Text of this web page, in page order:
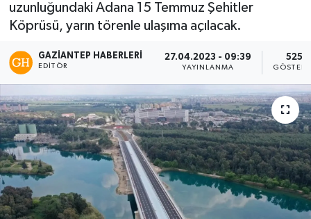
uzunluğundaki Adana 15 Temmuz Şehitler
Köprüsü, yarın törenle ulaşıma açılacak.
GAZIANTEP HABERLERI
EDITÖR
27.04.2023 - 09:39
YAYINLANMA
525